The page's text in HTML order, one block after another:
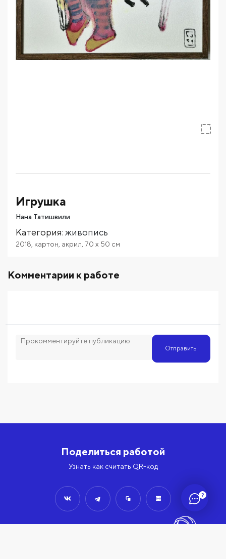
?
Игрушка
Нана Татишвили
Категория:живопись
2018 картон акрил 70 x 50 см
Комментарии к работе
Отправить
Поделиться работой
Узнать как считать QR-код